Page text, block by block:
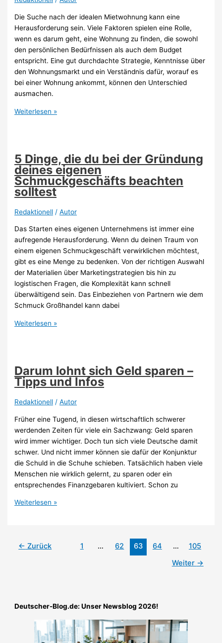
Die Suche nach der idealen Mietwohnung kann eine
Herausforderung sein. Viele Faktoren spielen eine Rolle,
wenn es darum geht, eine Wohnung zu finden, die sowohl
den persönlichen Bedürfnissen als auch dem Budget
entspricht. Eine gut durchdachte Strategie, Kenntnisse über
den Wohnungsmarkt und ein Verständnis dafür, worauf es
bei einer Wohnung ankommt, können den Unterschied
ausmachen.
Die
Tipps
für
die
Auswahl
Weiterlesen »
5 Dinge, die du bei der Gründung
deines eigenen
Schmuckgeschäfts beachten
solltest
Redaktionell /Autor
Das Starten eines eigenen Unternehmens ist immer eine
aufregende Herausforderung. Wenn du deinen Traum von
einem eigenen Schmuckgeschäft verwirklichen möchtest,
gibt es eine Menge zu bedenken. Von der richtigen Auswahl
der Materialien über Marketingstrategien bis hin zu
logistischen Fragen, die Komplexität kann schnell
überwältigend sein. Das Einbeziehen von Partnern wie dem
Schmuck Großhandel kann dabei
5
bei
der
Gründung
deines
Schmuckgeschäfts
beachten
solltest
Weiterlesen »
Darum lohnt sich Geld sparen –
Tipps und Infos
Redaktionell /Autor
Früher eine Tugend, in diesen wirtschaftlich schwerer
werdenden Zeiten für viele ein Sachzwang: Geld sparen
wird immer wichtiger. Doch tun sich viele Deutsche damit
schwer. Und nicht immer können sie dafür der Konjunktur
die Schuld in die Schuhe schieben. Tatsächlich haben viele
Menschen nie wirklich gelernt, zu sparen oder ein
entsprechendes Finanzgebaren kultiviert. Schon zu
Darum
sparen
Weiterlesen »
← Zurück 1 … 62 63 64 …
105
Weiter →
Deutscher-Blog.de: Unser Newsblog 2026!